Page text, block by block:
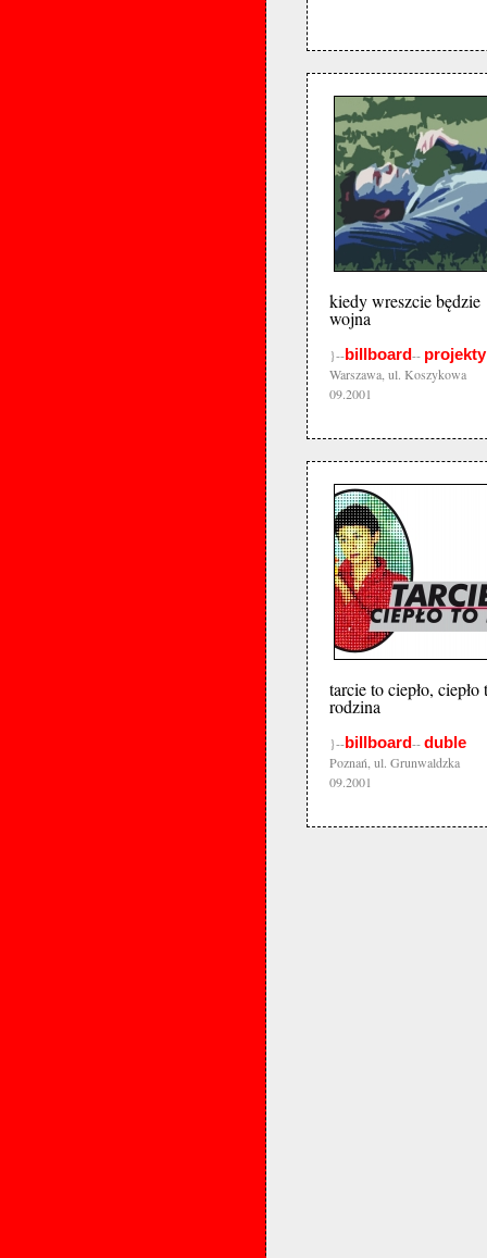
kiedy wreszcie będzie
wojna
}--billboard-- projekty
Warszawa, ul. Koszykowa
09.2001
tarcie to ciepło, ciepło
rodzina
}--billboard--duble
Poznań, ul. Grunwaldzka
09.2001